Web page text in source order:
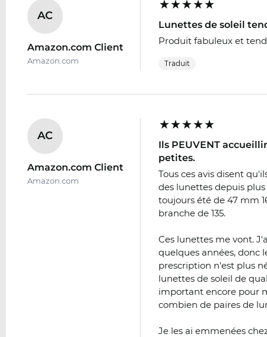
AC
Amazon.com Client
Amazon.com
Lunettes de soleil
Produit fabuleux et
Traduit
AC
Amazon.com Client
Amazon.com
Ils PEUVENT
petites.
Tous ces avis disent
des lunettes depuis
toujours été de 47 mm
branche de 135.
Ces lunettes me vont.
quelques années, donc
prescription n'est plus
lunettes de soleil de
important encore pour
combien de paires de
Je les ai emmenées